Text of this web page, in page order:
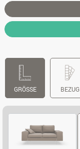
GRÖSSE BEZUG